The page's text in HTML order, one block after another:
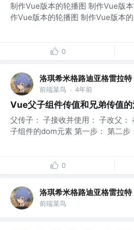
制作Vue版本的轮播图 制作Vue版
作Vue版本的轮播图 制作Vue版本
0
洛琪希米格路迪亚格雷拉特
前端菜鸟 · 4年前
Vue父子组件传值和兄弟传值的
父传子： 子接收并使用： 子改父：
子组件的dom元素 第一步： 第二步
0
洛琪希米格路迪亚格雷拉特
前端菜鸟